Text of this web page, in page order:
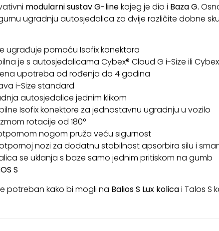
modularni sustav G-linekojeg je dio i Baza G.
ugradnju autosjedalica za dvije različite dobne
ugrađuje pomoću Isofix konektora
je s autosjedalicama Cybex® Cloud G i-Size ili
upotreba od rođenja do 4 godina
i-Size standard
autosjedalice jednim klikom
Isofix konektore za jednostavnu ugradnju u vozilo
rotacije od 180°
nogom pruža veću sigurnost
nozi za dodatnu stabilnost apsorbira silu i
se uklanja s baze samo jednim pritiskom na gumb
S
potreban kako bi mogli na Balios S Lux kolicai Talos S